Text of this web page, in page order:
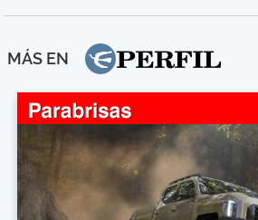
MÁS EN